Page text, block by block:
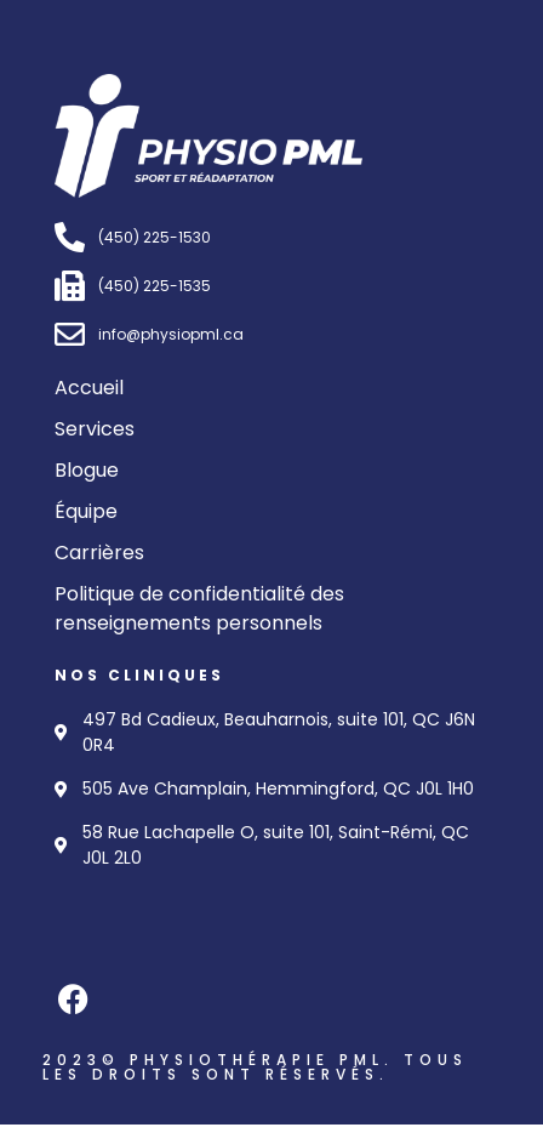
(450) 225-1530
(450) 225-1535
info@physiopml.ca
Accueil
Services
Blogue
Équipe
Carrières
Politique de confidentialité des
renseignements personnels
NOS CLINIQUES
497 Bd Cadieux, Beauharnois, suite 101, QC J6N
0R4
505 Ave Champlain, Hemmingford, QC J0L 1H0
58 Rue Lachapelle O, suite 101, Saint-Rémi, QC
J0L 2L0
2023© PHYSIOTHÉRAPIE PML. TOUS
LES DROITS SONT RÉSERVÉS.